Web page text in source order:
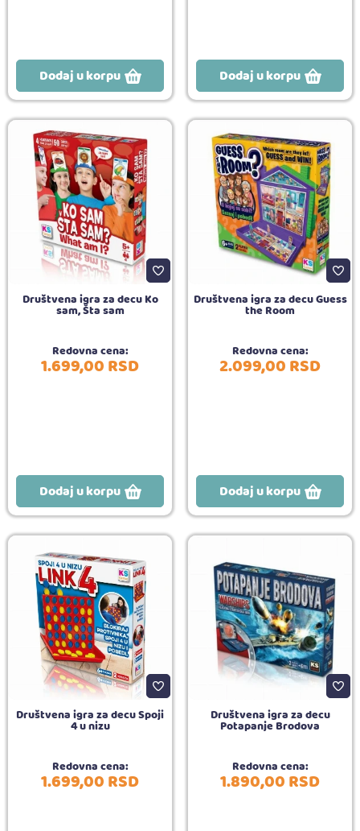
Dodaj u korpu Dodaj u korpu
Društvena igra za decu Ko
sam, Šta sam
Redovna cena:
1.699,00RSD
Dodaj u korpu
Društvena igra za decu Guess
the Room
Redovna cena:
2.099,00RSD
Dodaj u korpu
Društvena igra za decu Spoji
4 u nizu
Redovna cena:
1.699,00RSD
Društvena igra za decu
Potapanje Brodova
Redovna cena:
1.890,00RSD